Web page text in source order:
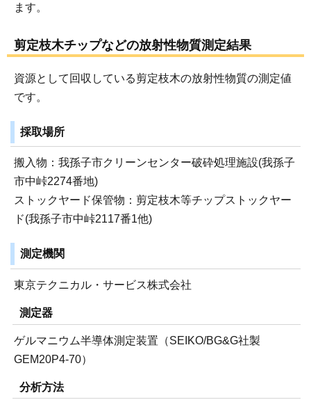
ます。
剪定枝木チップなどの放射性物質測定結果
資源として回収している剪定枝木の放射性物質の測定値
です。
採取場所
搬入物：我孫子市クリーンセンター破砕処理施設(我孫子
市中峠2274番地)
ストックヤード保管物：剪定枝木等チップストックヤー
ド(我孫子市中峠2117番1他)
測定機関
東京テクニカル・サービス株式会社
測定器
ゲルマニウム半導体測定装置（SEIKO/BG&G社製
GEM20P4-70）
分析方法